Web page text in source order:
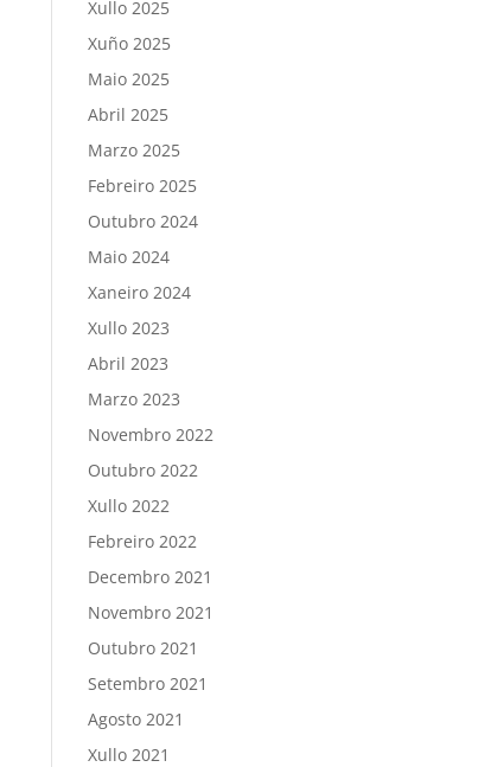
Xullo 2025
Xuño 2025
Maio 2025
Abril 2025
Marzo 2025
Febreiro 2025
Outubro 2024
Maio 2024
Xaneiro 2024
Xullo 2023
Abril 2023
Marzo 2023
Novembro 2022
Outubro 2022
Xullo 2022
Febreiro 2022
Decembro 2021
Novembro 2021
Outubro 2021
Setembro 2021
Agosto 2021
Xullo 2021